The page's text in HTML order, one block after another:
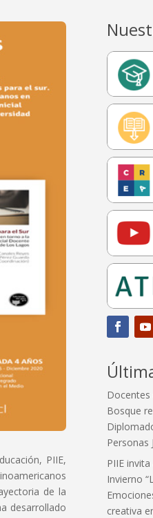
PIIE,
de la
desarrollado
Docentes
Bosque
Personas
PIIE
Invierno
creativa